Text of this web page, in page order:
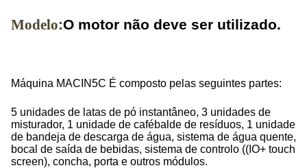
Modelo:O motor não deve ser utilizado.
Máquina MACIN5C É composto pelas seguintes partes:
5 unidades de latas de pó instantâneo, 3 unidades de
misturador, 1 unidade de cafébalde de resíduos, 1 unidade
de bandeja de descarga de água, sistema de água quente,
bocal de saída de bebidas, sistema de controlo ((IO+ touch
screen), concha, porta e outros módulos.